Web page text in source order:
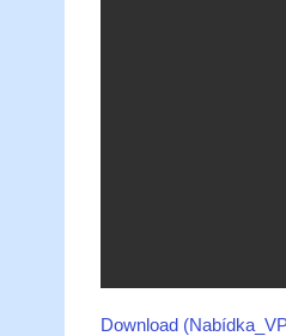
Download